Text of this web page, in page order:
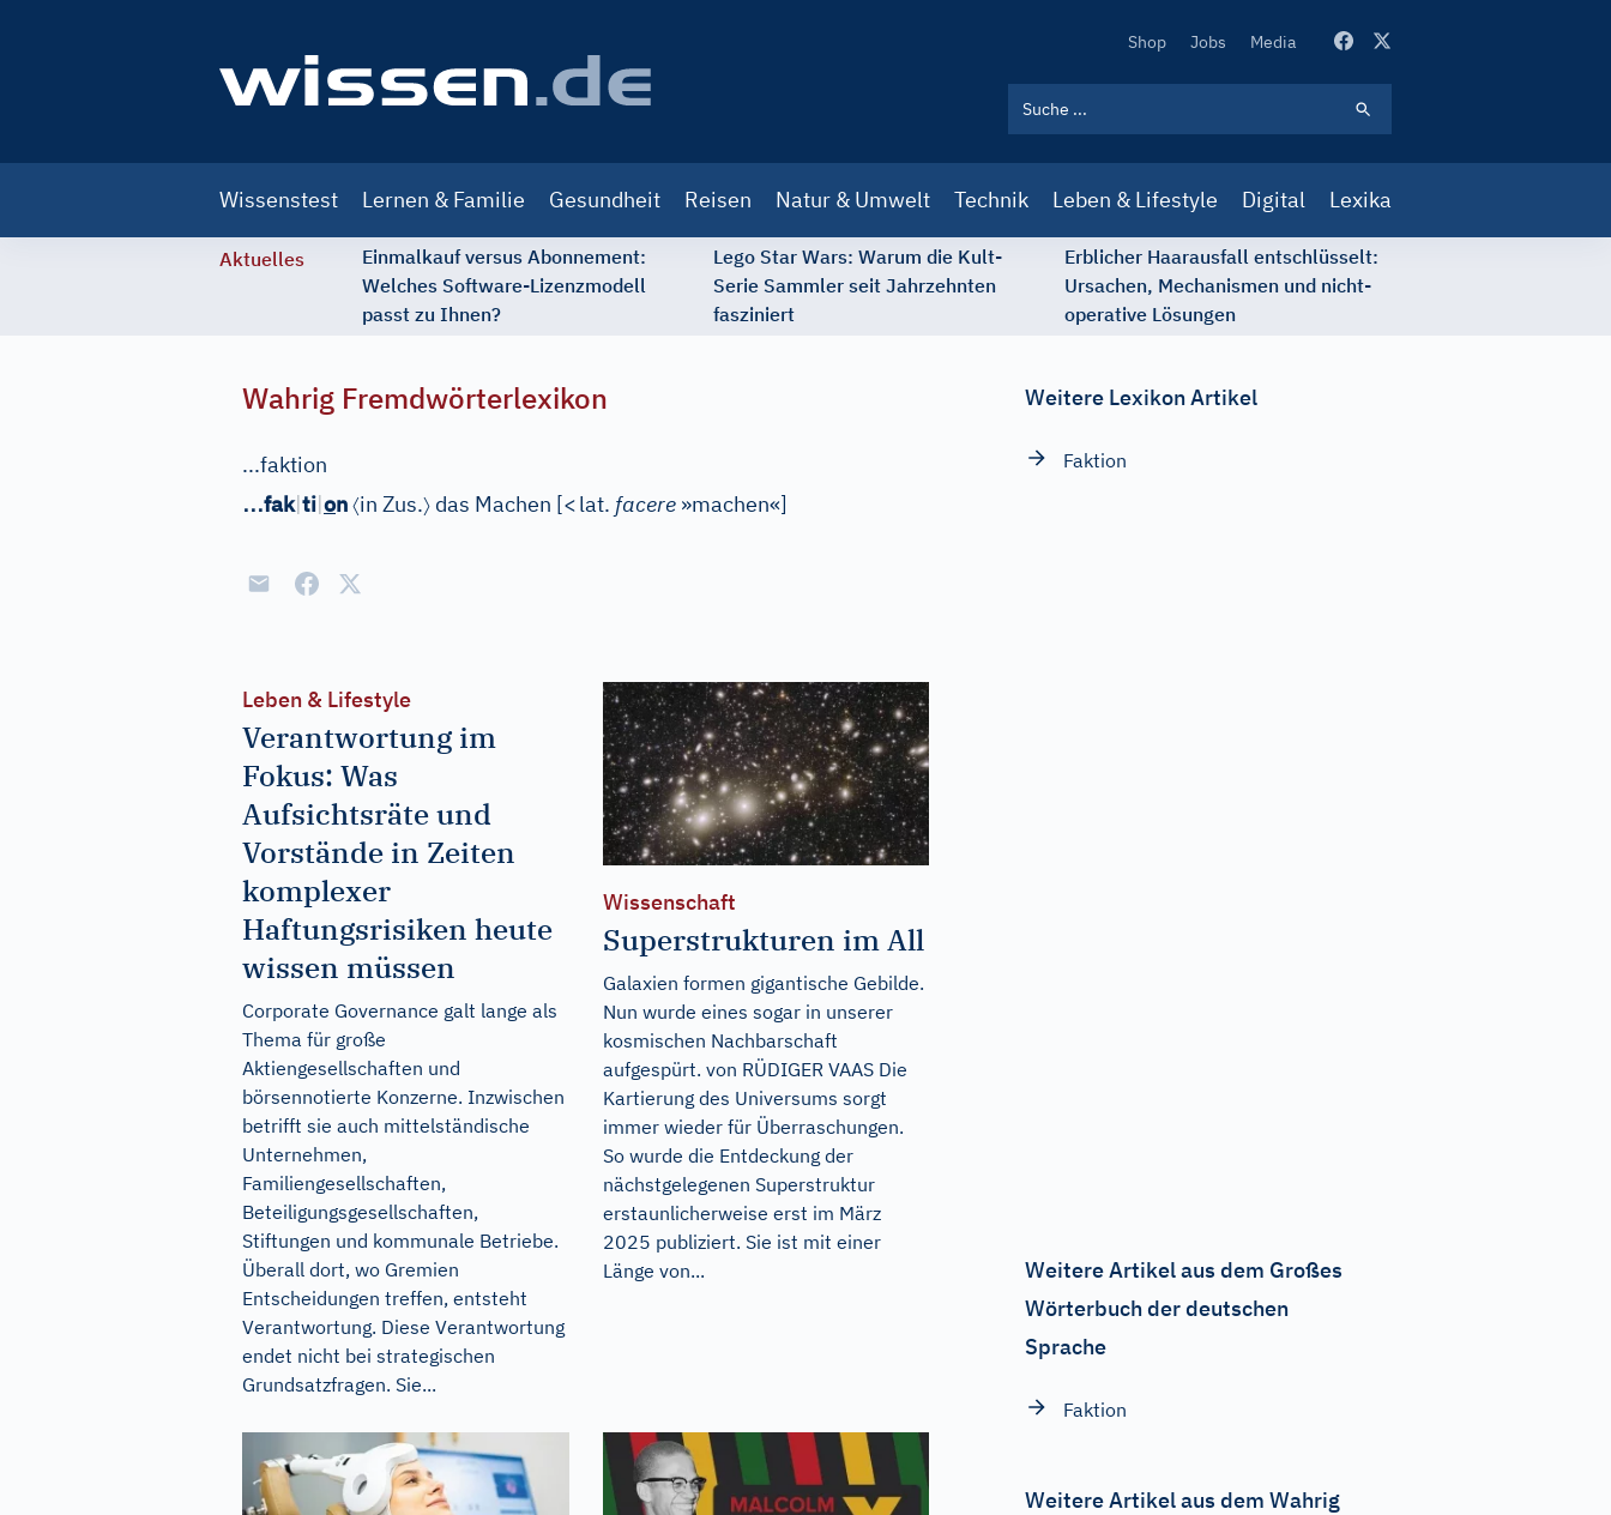
Secondary
Shop Jobs Media
navigation
Wissenstest Lernen & Familie Gesundheit Reisen Natur & Umwelt Technik Leben & Lifestyle Digital Lexika
Aktuelles
Einmalkauf versus Abonnement:
Welches Software-Lizenzmodell
passt zu Ihnen?
Lego Star Wars: Warum die Kult-
Serie Sammler seit Jahrzehnten
fasziniert
Erblicher Haarausfall entschlüsselt:
Ursachen, Mechanismen und nicht-
operative Lösungen
Wahrig Fremdwörterlexikon
...faktion
…fak|ti|on〈in Zus.〉 das Machen [<lat. facere »machen«]
Leben & Lifestyle
Verantwortung im
Fokus: Was
Aufsichtsräte und
Vorstände in Zeiten
komplexer
Haftungsrisiken heute
wissen müssen
Corporate Governance galt lange als
Thema für große
Aktiengesellschaften und
börsennotierte Konzerne. Inzwischen
betrifft sie auch mittelständische
Unternehmen,
Familiengesellschaften,
Beteiligungsgesellschaften,
Stiftungen und kommunale Betriebe.
Überall dort, wo Gremien
Entscheidungen treffen, entsteht
Verantwortung. Diese Verantwortung
endet nicht bei strategischen
Grundsatzfragen. Sie...
Wissenschaft
Superstrukturen im All
Galaxien formen gigantische Gebilde.
Nun wurde eines sogar in unserer
kosmischen Nachbarschaft
aufgespürt. von RÜDIGER VAAS Die
Kartierung des Universums sorgt
immer wieder für Überraschungen.
So wurde die Entdeckung der
nächstgelegenen Superstruktur
erstaunlicherweise erst im März
2025 publiziert. Sie ist mit einer
Länge von...
Weitere Lexikon Artikel
Faktion
Weitere Artikel aus dem Großes
Wörterbuch der deutschen
Sprache
Faktion
Weitere Artikel aus dem Wahrig